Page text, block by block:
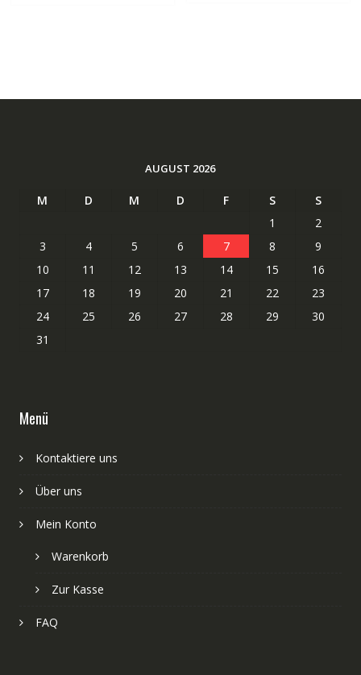
AUGUST 2026
M D M D F S
S
1
2
3
4 5 6 7 8
9
10
11 12 13 14 15
16
17
18 19 20 21 22
23
24
25 26 27 28 29
30
31
Menü
Kontaktiere uns
Über uns
Mein Konto
Warenkorb
Zur Kasse
FAQ